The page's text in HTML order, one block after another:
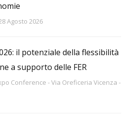
Agosto 2026
il potenziale della flessibilità
a supporto delle FER
Conference - Via Oreficeria Vicenza -